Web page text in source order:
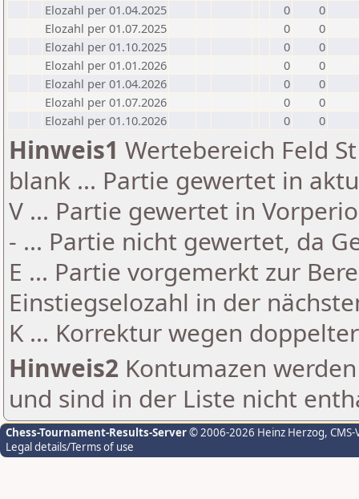
Elozahl per 01.04.2025
0
0
Elozahl per 01.07.2025
0
0
Elozahl per 01.10.2025
0
0
Elozahl per 01.01.2026
0
0
Elozahl per 01.04.2026
0
0
Elozahl per 01.07.2026
0
0
Elozahl per 01.10.2026
0 0
Hinweis1 Wertebereich Feld
blank ... Partie gewertet in
V ... Partie gewertet in
- ... Partie nicht gewertet, da
E ... Partie vorgemerkt zur
Einstiegselozahl in der
K ... Korrektur wegen
Hinweis2 Kontumazen
und sind in der Liste nicht
Chess-Tournament-Results-Server© 2006-2026 Heinz Herzog,
Legal details/Terms of use